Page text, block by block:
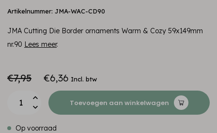
Artikelnummer: JMA-WAC-CD90
JMA Cutting Die Border ornaments Warm & Cozy 59x149mm
nr.90 Lees meer.
€7,95 €6,36 Incl. btw
Toevoegen aan winkelwagen
Op voorraad